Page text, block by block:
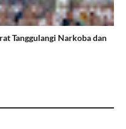
Tanggulangi Narkoba dan